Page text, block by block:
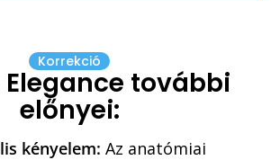
Korrekció
Elegance további
előnyei:
kényelem: Az anatómiai